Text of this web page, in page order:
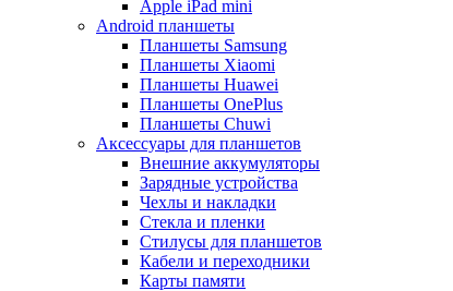
Apple iPad mini
Android планшеты
Планшеты Samsung
Планшеты Xiaomi
Планшеты Huawei
Планшеты OnePlus
Планшеты Chuwi
Аксессуары для планшетов
Внешние аккумуляторы
Зарядные устройства
Чехлы и накладки
Стекла и пленки
Стилусы для планшетов
Кабели и переходники
Карты памяти